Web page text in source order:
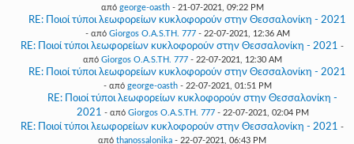
από george-oasth- 21-07-2021, 09:22 PM
RE: Ποιοί τύποι λεωφορείων κυκλοφορούν στην Θεσσαλονίκη - 2021
- από Giorgos O.A.S.TH. 777- 22-07-2021, 12:36 AM
RE: Ποιοί τύποι λεωφορείων κυκλοφορούν στην Θεσσαλονίκη - 2021 -
από Giorgos O.A.S.TH. 777- 22-07-2021, 12:30 AM
RE: Ποιοί τύποι λεωφορείων κυκλοφορούν στην Θεσσαλονίκη - 2021
- από george-oasth- 22-07-2021, 01:51 PM
RE: Ποιοί τύποι λεωφορείων κυκλοφορούν στην Θεσσαλονίκη -
2021 - από Giorgos O.A.S.TH. 777- 22-07-2021, 02:04 PM
RE: Ποιοί τύποι λεωφορείων κυκλοφορούν στην Θεσσαλονίκη - 2021 -
από thanossalonika - 22-07-2021, 06:43 PM